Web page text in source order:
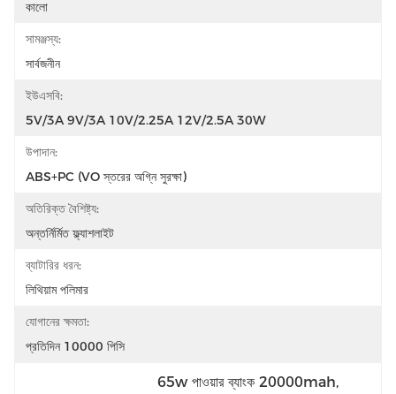
কালো
সামঞ্জস্য:
সার্বজনীন
ইউএসবি:
5V/3A 9V/3A 10V/2.25A 12V/2.5A 30W
উপাদান:
ABS+PC (VO স্তরের অগ্নি সুরক্ষা)
অতিরিক্ত বৈশিষ্ট্য:
অন্তর্নির্মিত ফ্ল্যাশলাইট
ব্যাটারির ধরন:
লিথিয়াম পলিমার
যোগানের ক্ষমতা:
প্রতিদিন 10000 পিসি
65w পাওয়ার ব্যাংক 20000mah,